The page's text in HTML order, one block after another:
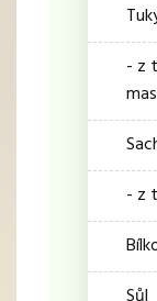
- z
- z